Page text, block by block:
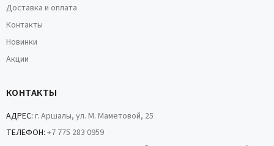
Доставка и оплата
Контакты
Новинки
Акции
КОНТАКТЫ
АДРЕС: г. Аршалы, ул. М. Маметовой, 25
ТЕЛЕФОН: +7 775 283 0959